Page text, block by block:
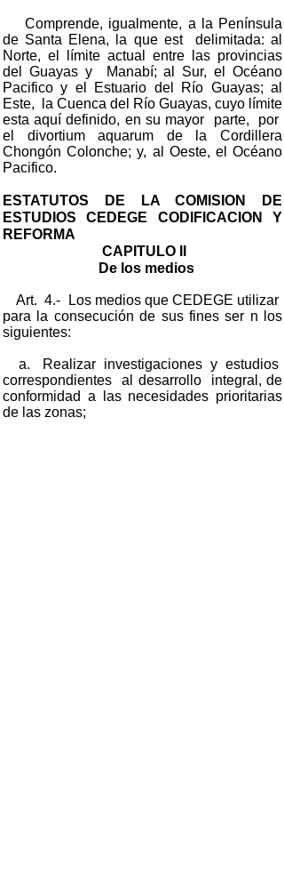
Comprende, igualmente, a la Península
de Santa Elena, la que est delimitada: al
Norte, el límite actual entre las provincias
del Guayas y Manabí; al Sur, el Océano
Pacifico y el Estuario del Río Guayas; al
Este, la Cuenca del Río Guayas, cuyo límite
esta aquí definido, en su mayor parte, por
el divortium aquarum de la Cordillera
Chongón Colonche; y, al Oeste, el Océano
Pacifico.
ESTATUTOS DE LA COMISION DE
ESTUDIOS CEDEGE CODIFICACION Y
REFORMA
CAPITULO II
De los medios
Art. 4.- Los medios que CEDEGE utilizar
para la consecución de sus fines ser n los
siguientes:
a. Realizar investigaciones y estudios
correspondientes al desarrollo integral, de
conformidad a las necesidades prioritarias
de las zonas;